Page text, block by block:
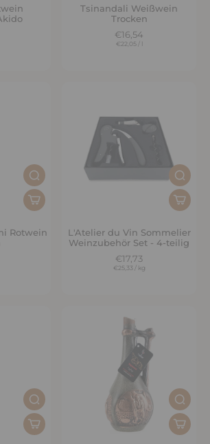
Tsinandali Weißwein
Trocken
€16,54
€22,05 / l
Rotwein
L'Atelier du Vin Sommelier
Weinzubehör Set - 4-teilig
€17,73
€25,33 / kg